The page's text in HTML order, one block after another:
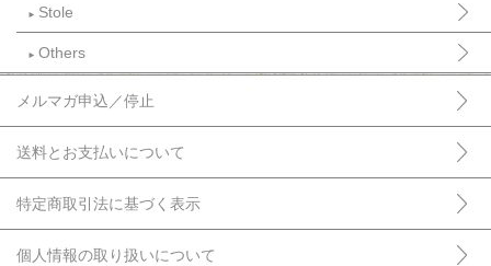
► Stole
► Others
メルマガ申込／停止
送料とお支払いについて
特定商取引法に基づく表示
個人情報の取り扱いについて